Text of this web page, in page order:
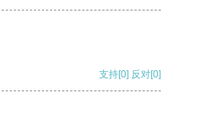
支持[0] 反对[0]